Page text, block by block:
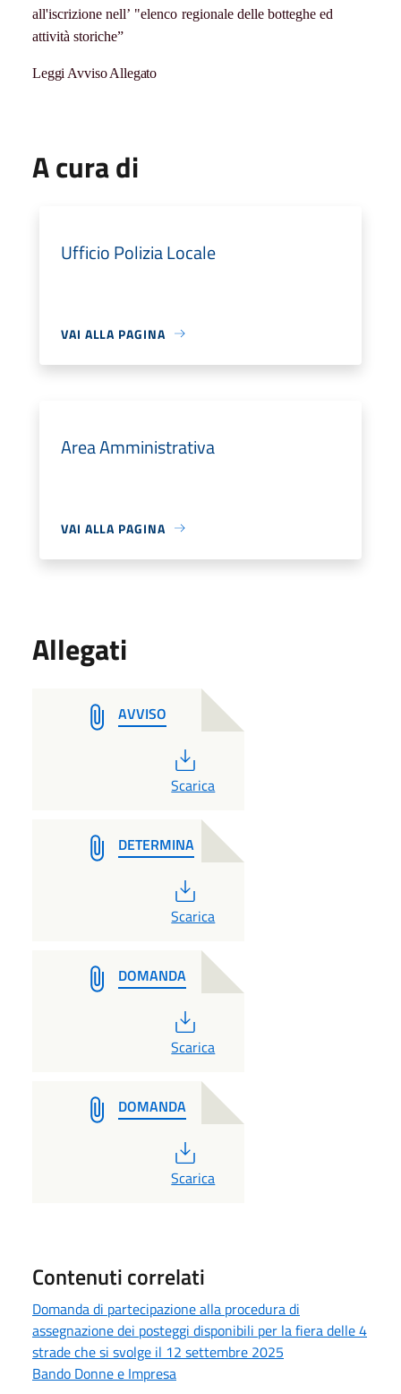
all'iscrizione nell’ "elenco regionale delle botteghe ed
attività storiche”
Leggi Avviso Allegato
A cura di
Ufficio Polizia Locale
VAI ALLA PAGINA
Area Amministrativa
VAI ALLA PAGINA
Allegati
AVVISO
PDF
Scarica
DETERMINA
PDF
Scarica
DOMANDA
PDF
Scarica
DOMANDA
PDF
Scarica
Contenuti correlati
Domanda di partecipazione alla procedura di
assegnazione dei posteggi disponibili per la fiera delle 4
strade che si svolge il 12 settembre 2025
Bando Donne e Impresa